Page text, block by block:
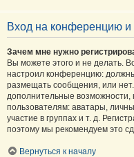
Вход на конференцию и
Зачем мне нужно
Вы можете этого и не делать.
настроил конференцию:
размещать сообщения, или
дополнительные
пользователям: аватары,
участие в группах и т. д.
поэтому мы рекомендуем это
Вернуться к началу